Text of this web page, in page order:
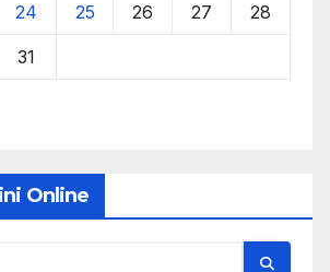
24 25 26 27 28
31
Online